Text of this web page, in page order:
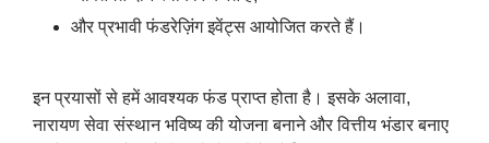
और प्रभावी फंडरेज़िंग इवेंट्स आयोजित करते हैं।
इन प्रयासों से हमें आवश्यक फंड प्राप्त होता है। इसके अलावा,
नारायण सेवा संस्थान भविष्य की योजना बनाने और वित्तीय भंडार बनाए